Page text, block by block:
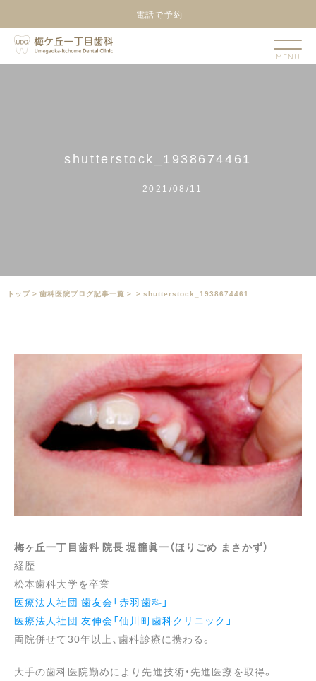
電話で予約
shutterstock 1938674461
2021/08/11
トップ > ⻭科医院ブログ記事一覧 > > shutterstock_1938674461
梅ヶ丘一丁目歯科 院長 堀籠眞一（ほりごめ まさかず）
経歴
松本歯科大学を卒業
医療法人社団 歯友会「赤羽歯科」
医療法人社団 友伸会「仙川町歯科クリニック」
両院併せて30年以上、歯科診療に携わる。
大手の歯科医院勤めにより先進技術・先進医療を取得。